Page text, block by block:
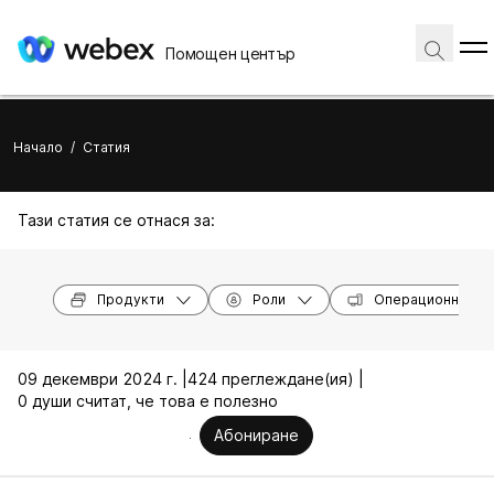
Помощен център
Начало / Статия
Тази статия се отнася за:
Продукти Роли Операционни
09 декември 2024 г. | 424 преглеждане(ия) |
0 души считат, че това е полезно
Абониране